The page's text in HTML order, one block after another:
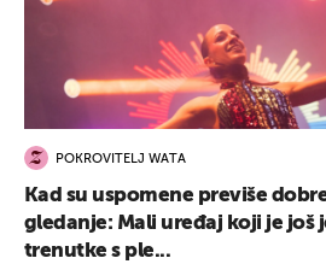
POKROVITELJ WATA
Kad su uspomene previše
gledanje: Mali uređaj koji je još
trenutke s ple...